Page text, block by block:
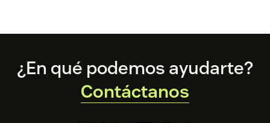
Footer
¿En qué podemos ayudarte?
Contáctanos